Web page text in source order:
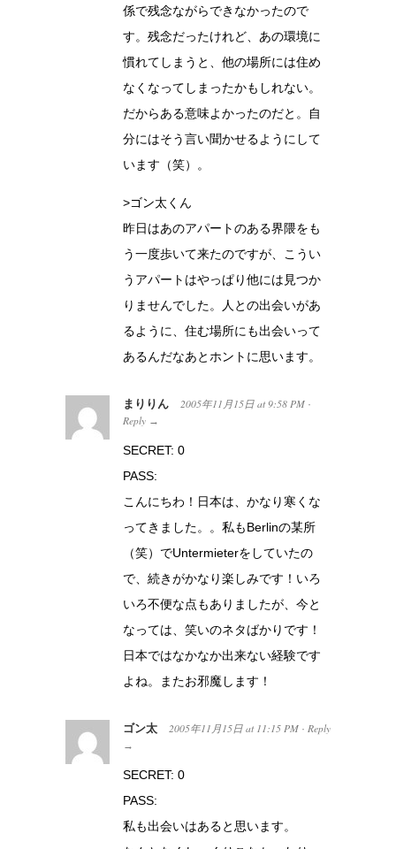
係で残念ながらできなかったので
す。残念だったけれど、あの環境に
慣れてしまうと、他の場所には住め
なくなってしまったかもしれない。
だからある意味よかったのだと。自
分にはそう言い聞かせるようにして
います（笑）。
>ゴン太くん
昨日はあのアパートのある界隈をも
う一度歩いて来たのですが、こうい
うアパートはやっぱり他には見つか
りませんでした。人との出会いがあ
るように、住む場所にも出会いって
あるんだなあとホントに思います。
まりりん 2005年11月15日 at 9:58 PM ·
Reply →
SECRET: 0
PASS:
こんにちわ！日本は、かなり寒くな
ってきました。。私もBerlinの某所
（笑）でUntermieterをしていたの
で、続きがかなり楽しみです！いろ
いろ不便な点もありましたが、今と
なっては、笑いのネタばかりです！
日本ではなかなか出来ない経験です
よね。またお邪魔します！
ゴン太 2005年11月15日 at 11:15 PM · Reply
→
SECRET: 0
PASS:
私も出会いはあると思います。